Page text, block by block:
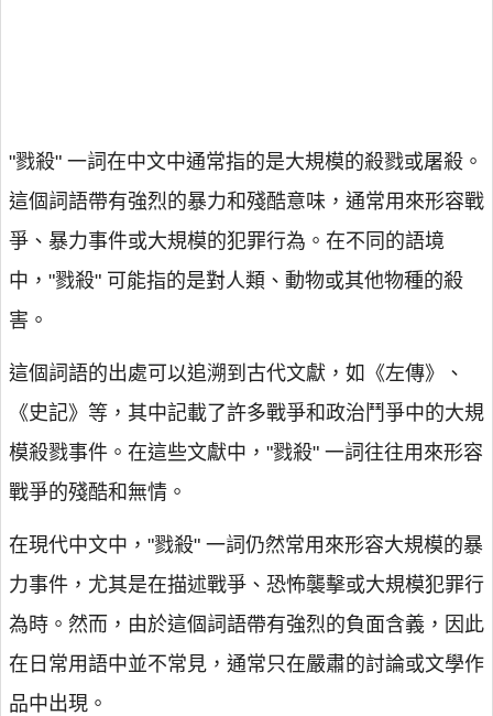
"戮殺" 一詞在中文中通常指的是大規模的殺戮或屠殺。
這個詞語帶有強烈的暴力和殘酷意味，通常用來形容戰
爭、暴力事件或大規模的犯罪行為。在不同的語境
中，"戮殺" 可能指的是對人類、動物或其他物種的殺
害。
這個詞語的出處可以追溯到古代文獻，如《左傳》、
《史記》等，其中記載了許多戰爭和政治鬥爭中的大規
模殺戮事件。在這些文獻中，"戮殺" 一詞往往用來形容
戰爭的殘酷和無情。
在現代中文中，"戮殺" 一詞仍然常用來形容大規模的暴
力事件，尤其是在描述戰爭、恐怖襲擊或大規模犯罪行
為時。然而，由於這個詞語帶有強烈的負面含義，因此
在日常用語中並不常見，通常只在嚴肅的討論或文學作
品中出現。